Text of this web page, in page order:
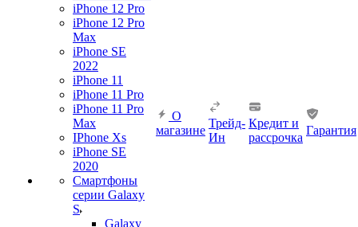
iPhone 12 Pro
iPhone 12 Pro
Max
iPhone SE
2022
iPhone 11
iPhone 11 Pro
iPhone 11 Pro
Max
IPhone Xs
iPhone SE
2020
Смартфоны
серии Galaxy
S
Galaxy
О
магазине
Трейд-
Ин
Кредит и
рассрочка
Гарантия